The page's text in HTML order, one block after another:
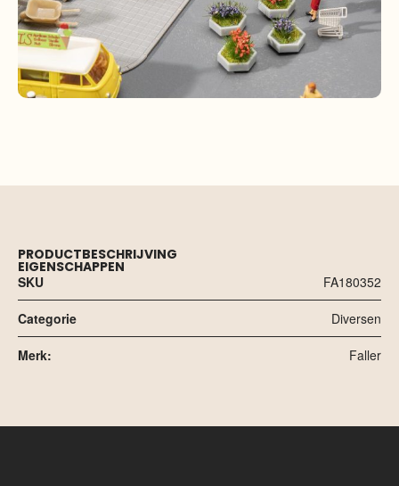
PRODUCTBESCHRIJVING
EIGENSCHAPPEN
SKU
FA180352
Categorie Diversen
Merk: Faller